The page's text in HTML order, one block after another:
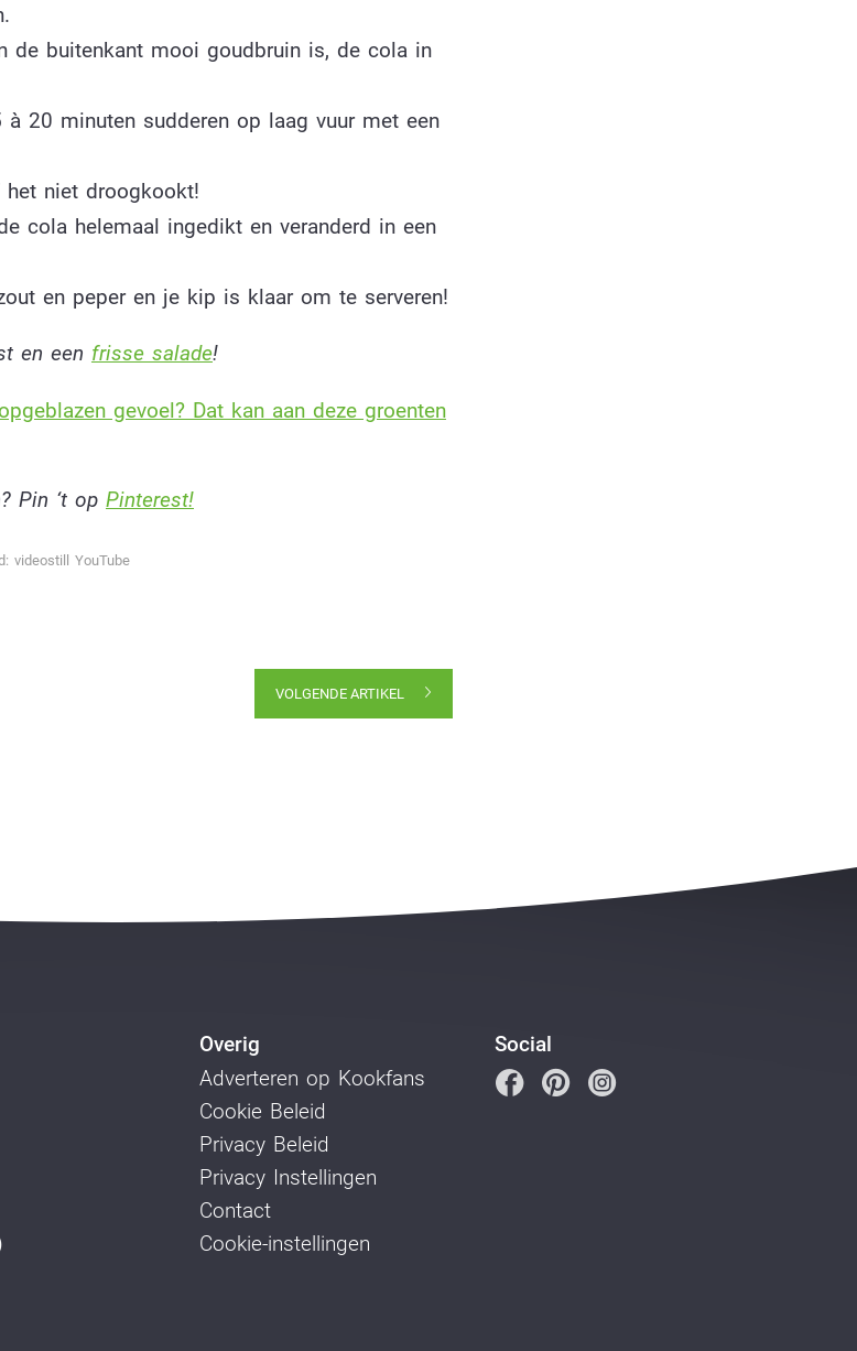
de buitenkant mooi goudbruin is, de cola in
à 20 minuten sudderen op laag vuur met een
niet droogkookt!
cola helemaal ingedikt en veranderd in een
en peper en je kip is klaar om te serveren!
en een frisse salade!
gevoel? Dat kan aan deze groenten
Pin ‘t op Pinterest!
videostill YouTube
VOLGENDE ARTIKEL
Overig
Adverteren op Kookfans
Cookie Beleid
Privacy Beleid
Privacy Instellingen
Contact
Cookie-instellingen
Social